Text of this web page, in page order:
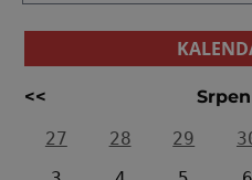
<<
27
28 29